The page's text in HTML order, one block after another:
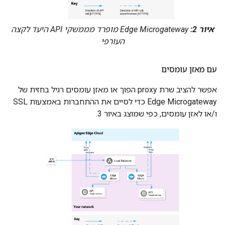
איור 2:
Edge Microgateway מופרד מממשקי API היעד לקצה
העורפי
עם מאזן עומסים
אפשר להציב שרת proxy הפוך או מאזן עומסים רגיל בחזית של
Edge Microgateway כדי לסיים את ההתחברות באמצעות SSL
ו/או לאזן עומסים, כפי שמוצג באיור 3.